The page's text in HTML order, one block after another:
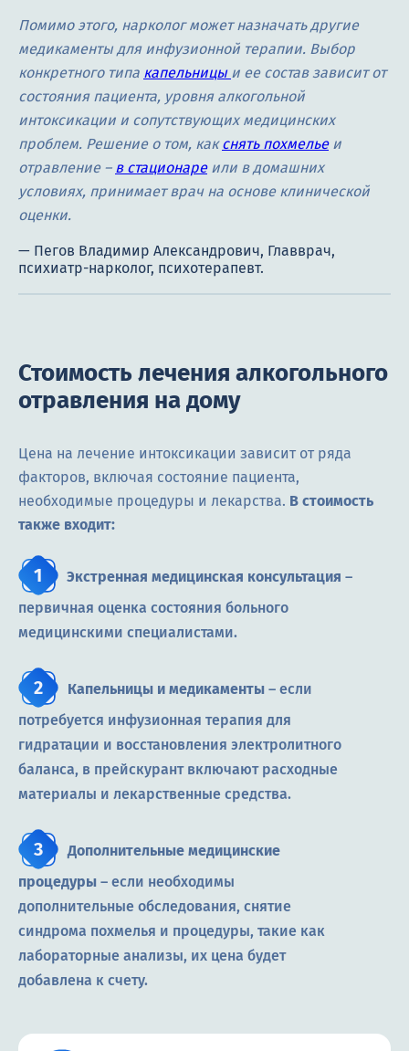
Помимо этого, нарколог может назначать другие
медикаменты для инфузионной терапии. Выбор
конкретного типа капельницы и ее состав зависит от
состояния пациента, уровня алкогольной
интоксикации и сопутствующих медицинских
проблем. Решение о том, какснять похмельеи
отравление – в стационареили в домашних
условиях, принимает врач на основе клинической
оценки.
Стоимость лечения алкогольного
отравления на дому
Цена на лечение интоксикации зависит от ряда
факторов, включая состояние пациента,
необходимые процедуры и лекарства. В стоимость
также входит:
Экстренная медицинская консультация –
первичная оценка состояния больного
медицинскими специалистами.
Капельницы и медикаменты – если
потребуется инфузионная терапия для
гидратации и восстановления электролитного
баланса, в прейскурант включают расходные
материалы и лекарственные средства.
Дополнительные медицинские
процедуры – если необходимы
дополнительные обследования, снятие
синдрома похмелья и процедуры, такие как
лабораторные анализы, их цена будет
добавлена к счету.